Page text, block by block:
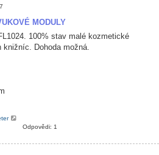
MODULY
100% stav malé kozmetické
Dohoda možná.
Odpovědi: 1